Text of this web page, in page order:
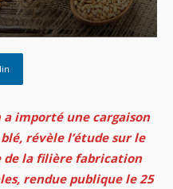
a importé une cargaison
révèle l’étude sur le
la filière fabrication
rendue publique le 25